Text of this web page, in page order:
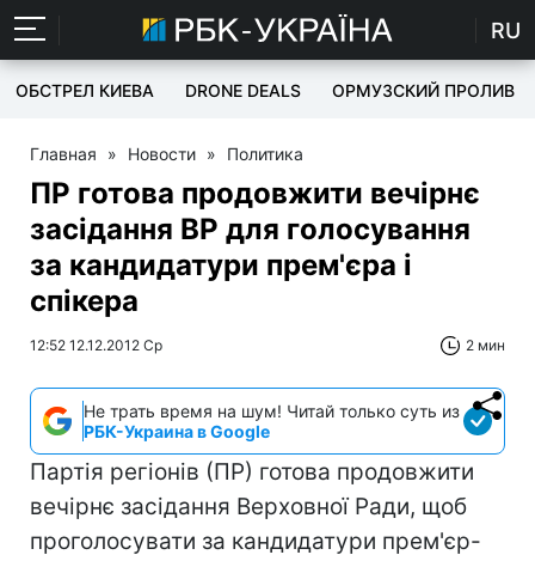
RU
ОБСТРЕЛ КИЕВА DRONE DEALS ОРМУЗСКИЙ ПРОЛИВ
Главная » Новости » Политика
ПР готова продовжити вечірнє
засідання ВР для голосування
за кандидатури прем'єра і
спікера
12:52 12.12.2012 Ср 2 мин
Не трать время на шум! Читай только суть из
РБК-Украина в Google
Партія регіонів (ПР) готова продовжити
вечірнє засідання Верховної Ради, щоб
проголосувати за кандидатури прем'єр-